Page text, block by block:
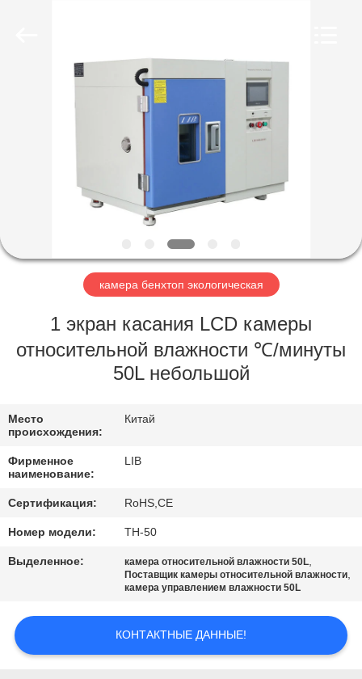
ПРОДУКТЫ
ПУТЕШЕСТВИЕ
ФАБРИКИ
ПРОВЕРКА
КАЧЕСТВА
СВЯЖИТЕСЬ
МЫ
НОВОСТИ
ЦИТАТУ
КАРТА
САЙТА
камера бенхтоп экологическая
1 экран касания LCD камеры
относительной влажности ℃/минуты
50L небольшой
Место
происхождения:
Китай
Фирменное
наименование:
LIB
Сертификация: RoHS,CE
Номер модели: TH-50
Выделенное: камера относительной влажности 50L,
Поставщик камеры относительной влажности,
камера управлением влажности 50L
КОНТАКТНЫЕ ДАННЫЕ!